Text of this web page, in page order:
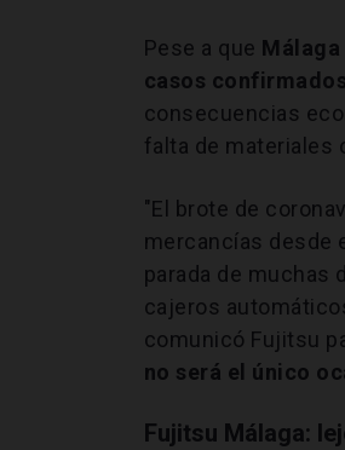
Pese a que
casos
consecuencias
falta de materiales
"El brote de
mercancías desde
parada de muchas
cajeros
comunicó Fujitsu
no será el único
Fujitsu Málaga: